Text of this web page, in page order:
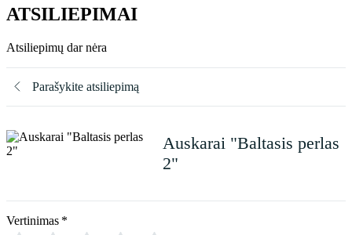
ATSILIEPIMAI
Atsiliepimų dar nėra
Parašykite atsiliepimą
Auskarai "Baltasis perlas
2"
Vertinimas *